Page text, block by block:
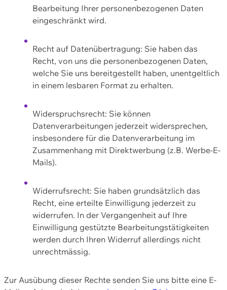
Bearbeitung Ihrer personenbezogenen Daten
eingeschränkt wird.
Recht auf Datenübertragung: Sie haben das
Recht, von uns die personenbezogenen Daten,
welche Sie uns bereitgestellt haben, unentgeltlich
in einem lesbaren Format zu erhalten.
Widerspruchsrecht: Sie können
Datenverarbeitungen jederzeit widersprechen,
insbesondere für die Datenverarbeitung im
Zusammenhang mit Direktwerbung (z.B. Werbe-E-
Mails).
Widerrufsrecht: Sie haben grundsätzlich das
Recht, eine erteilte Einwilligung jederzeit zu
widerrufen. In der Vergangenheit auf Ihre
Einwilligung gestützte Bearbeitungstätigkeiten
werden durch Ihren Widerruf allerdings nicht
unrechtmässig.
Zur Ausübung dieser Rechte senden Sie uns bitte eine E-